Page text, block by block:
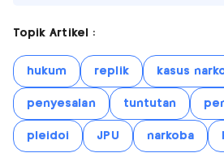
Topik Artikel :
hukum replik kasus
penyesalan tuntutan
pleidoi JPU narkoba